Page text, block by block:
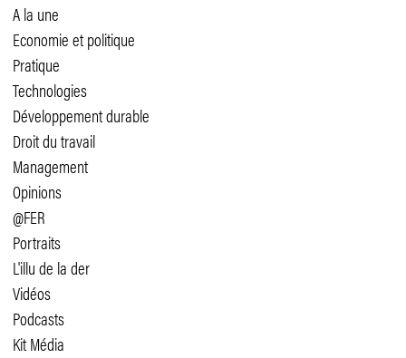
A la une
Economie et politique
Pratique
Technologies
Développement durable
Droit du travail
Management
Opinions
@FER
Portraits
L'illu de la der
Vidéos
Podcasts
Kit Média